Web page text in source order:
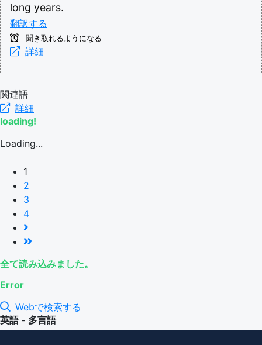
long years.
翻訳する
聞き取れるようになる
詳細
関連語
詳細
loading!
Loading...
1
2
3
4
全て読み込みました。
Error
Webで検索する
英語 - 多言語